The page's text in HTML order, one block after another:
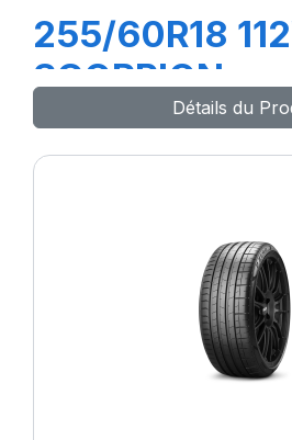
255/60R18
SCORPION
Détails du